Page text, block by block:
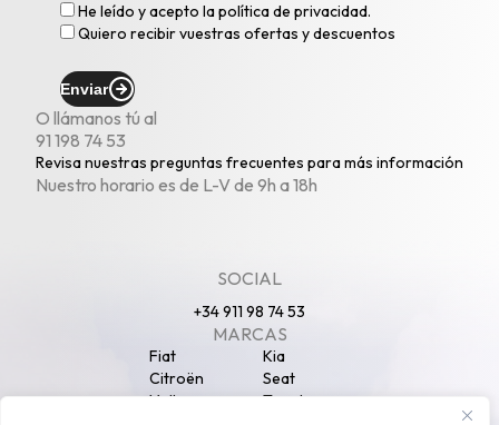
He leído y acepto lapolítica de privacidad.
Quiero recibir vuestras ofertas y descuentos
Enviar
O llámanos tú al
91 198 74 53
Revisa nuestras preguntas frecuentes para más información
Nuestro horario es de L-V de 9h a 18h
SOCIAL
+34 911 98 74 53
MARCAS
Fiat
Kia
Citroën
Seat
Volkswagen
Toyota